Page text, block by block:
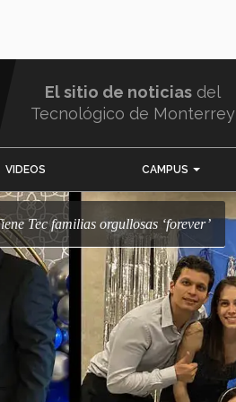
El sitio de noticias del
Tecnológico de Monterrey
VIDEOS CAMPUS
Tiene Tec familias orgullosas ‘forever’